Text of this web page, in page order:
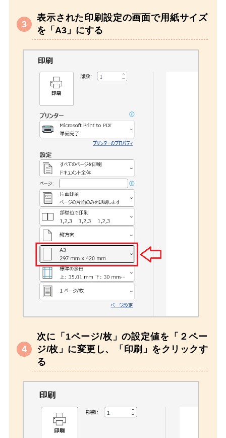
表示された印刷設定の画面で用紙サイズ
を「A3」にする
次に「1ページ/枚」の設定値を「２ペー
ジ/枚」に変更し、「印刷」をクリックす
る